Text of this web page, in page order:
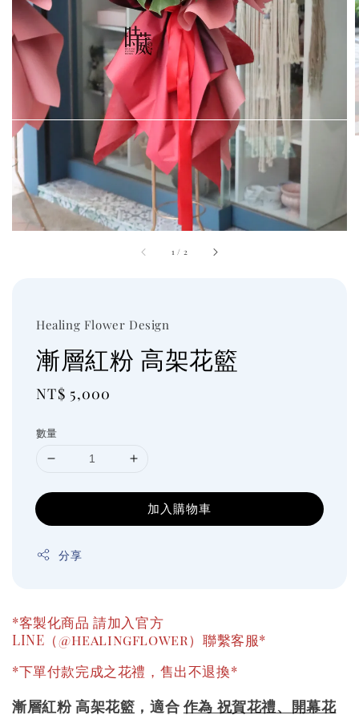
1 / 2
Healing Flower Design
漸層紅粉 高架花籃
Regular
NT$ 5,000
數量
加入購物車
分享
*客製化商品 請加入官方
LINE （@healingflower）聯繫客服*
*下單付款完成之花禮，售出不退換*
漸層紅粉 高架花籃，適合 作為 祝賀花禮、開幕花